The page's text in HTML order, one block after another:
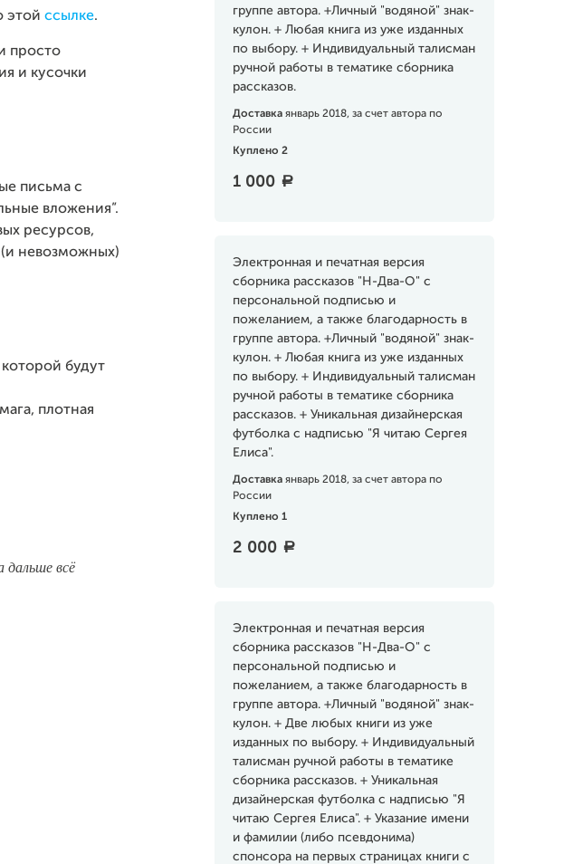
группе автора. +Личный "водяной" знак-
кулон. + Любая книга из уже изданных
по выбору. + Индивидуальный талисман
ручной работы в тематике сборника
рассказов.
Доставка январь 2018, за счет автора по
России
Куплено 2
1 000 a
Электронная и печатная версия
сборника рассказов "H-Два-О" с
персональной подписью и
пожеланием, а также благодарность в
группе автора. +Личный "водяной" знак-
кулон. + Любая книга из уже изданных
по выбору. + Индивидуальный талисман
ручной работы в тематике сборника
рассказов. + Уникальная дизайнерская
футболка с надписью "Я читаю Сергея
Елиса".
Доставка январь 2018, за счет автора по
России
Куплено 1
2 000 a
Электронная и печатная версия
сборника рассказов "H-Два-О" с
персональной подписью и
пожеланием, а также благодарность в
группе автора. +Личный "водяной" знак-
кулон. + Две любых книги из уже
изданных по выбору. + Индивидуальный
талисман ручной работы в тематике
сборника рассказов. + Уникальная
дизайнерская футболка с надписью "Я
читаю Сергея Елиса". + Указание имени
и фамилии (либо псевдонима)
спонсора на первых страницах книги с
этой ссылке.
просто
и кусочки
письма с
вложения”.
ресурсов,
(и невозможных)
будут
плотная
дальше всё